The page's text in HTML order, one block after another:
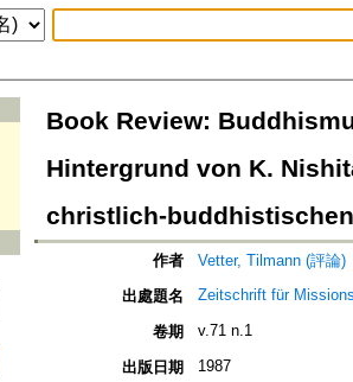
Book Review:
Hintergrund von K.
christlich-
作者
Vetter, Tilmann (評論)
出處題名
Zeitschrift für
卷期 v.71 n.1
出版日期 1987